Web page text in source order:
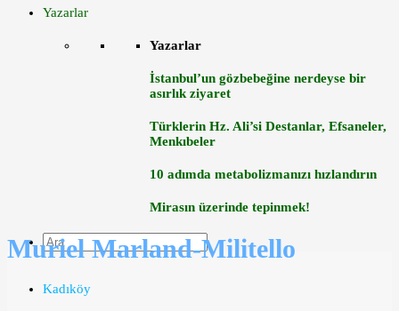
Yazarlar
Yazarlar
İstanbul’un gözbebeğine nerdeyse bir
asırlık ziyaret
Türklerin Hz. Ali’si Destanlar, Efsaneler,
Menkıbeler
10 adımda metabolizmanızı hızlandırın
Mirasın üzerinde tepinmek!
Muriel Marland-Militello
Kadıköy